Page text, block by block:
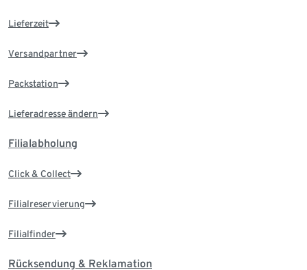
Lieferzeit
Versandpartner
Packstation
Lieferadresse ändern
Filialabholung
Click & Collect
Filialreservierung
Filialfinder
Rücksendung & Reklamation